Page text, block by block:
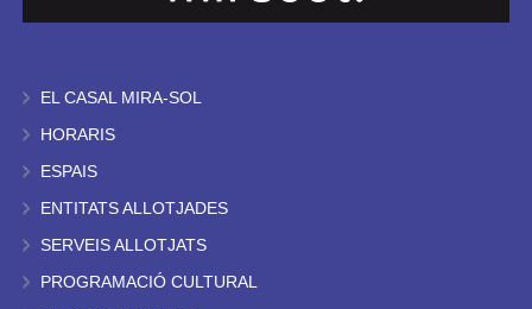
EL CASAL MIRA-SOL
HORARIS
ESPAIS
ENTITATS ALLOTJADES
SERVEIS ALLOTJATS
PROGRAMACIÓ CULTURAL